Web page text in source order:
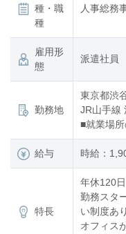
種・職
種
人事総務
雇用形
態
派遣社員
勤務地
東京都渋
JR山手線
■就業場
給与 時給：
特長
年休120
勤務スタ
い制度あ
オフィス